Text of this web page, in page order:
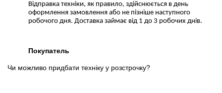
Відправка техніки, як правило, здійснюється в день
оформлення замовлення або не пізніше наступного
робочого дня. Доставка займає від 1 до 3 робочих днів.
Покупатель
Чи можливо придбати техніку у розстрочку?